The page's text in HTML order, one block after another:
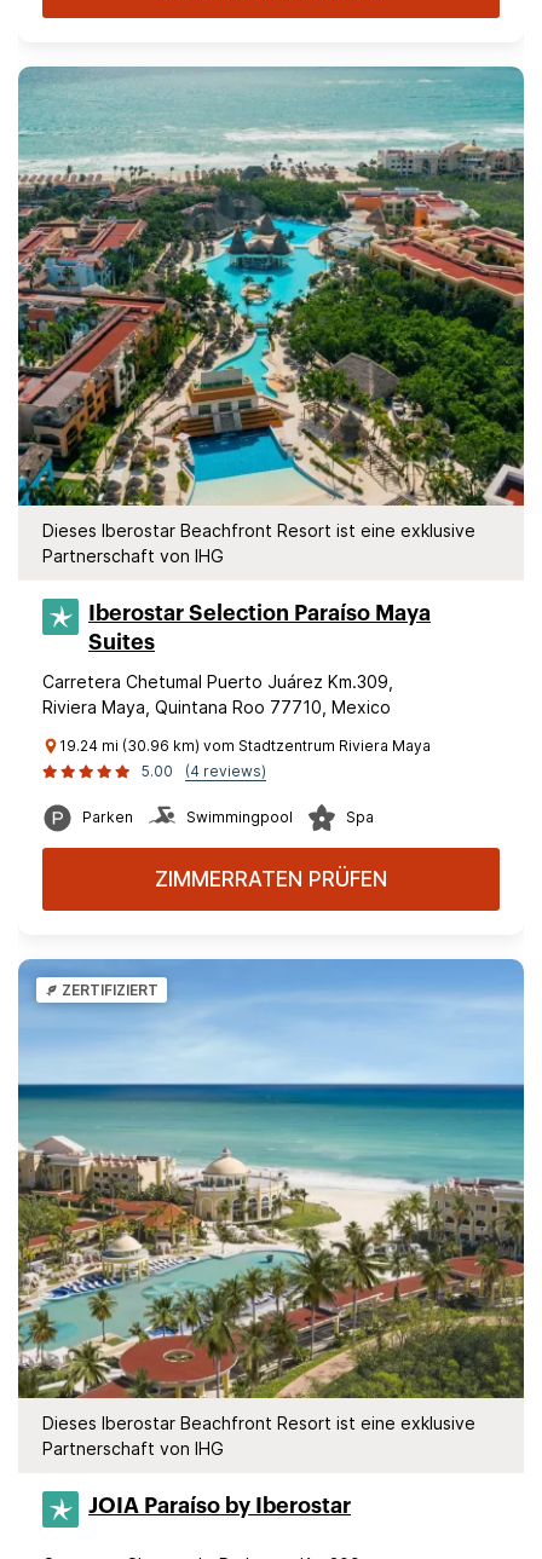
Dieses Iberostar Beachfront Resort ist eine exklusive
Partnerschaft von IHG
Iberostar Selection​ Paraíso Maya
Suites
Carretera Chetumal Puerto Juárez Km.309,
Riviera Maya, Quintana Roo 77710, Mexico
19.24 mi (30.96 km) vom Stadtzentrum Riviera Maya
5.00
(4 reviews)
Parken Swimmingpool Spa
ZIMMERRATEN PRÜFEN
ZERTIFIZIERT
Dieses Iberostar Beachfront Resort ist eine exklusive
Partnerschaft von IHG
JOIA Paraíso by Iberostar